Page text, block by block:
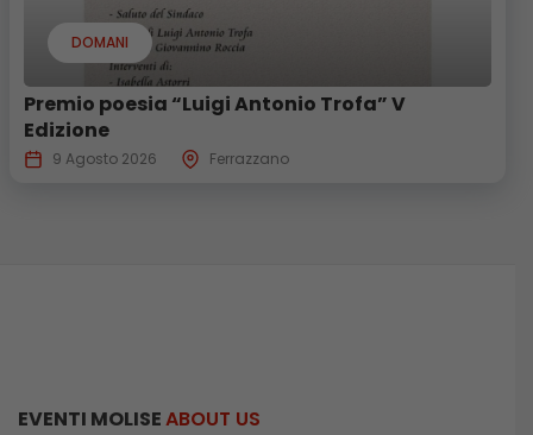
DOMANI
Premio poesia “Luigi Antonio Trofa” V
Edizione
9 Agosto 2026 Ferrazzano
EVENTI MOLISEABOUT US